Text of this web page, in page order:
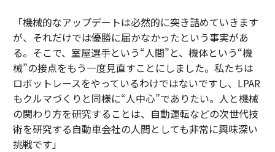
「機械的なアップデートは必然的に突き詰めていきます
が、それだけでは優勝に届かなかったという事実があ
る。そこで、室屋選手という“人間”と、機体という“機
械”の接点をもう一度見直すことにしました。私たちは
ロボットレースをやっているわけではないですし、LPAR
もクルマづくりと同様に“人中心”でありたい。人と機械
の関わり方を研究することは、自動運転などの次世代技
術を研究する自動車会社の人間としても非常に興味深い
挑戦です」